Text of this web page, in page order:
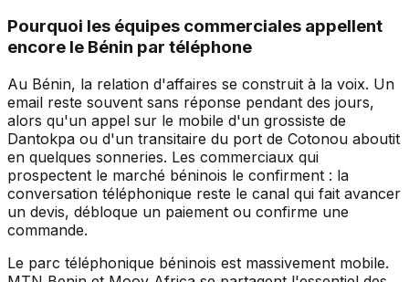
Pourquoi les équipes commerciales appellent
encore le Bénin par téléphone
Au Bénin, la relation d'affaires se construit à la voix. Un
email reste souvent sans réponse pendant des jours,
alors qu'un appel sur le mobile d'un grossiste de
Dantokpa ou d'un transitaire du port de Cotonou aboutit
en quelques sonneries. Les commerciaux qui
prospectent le marché béninois le confirment : la
conversation téléphonique reste le canal qui fait avancer
un devis, débloque un paiement ou confirme une
commande.
Le parc téléphonique béninois est massivement mobile.